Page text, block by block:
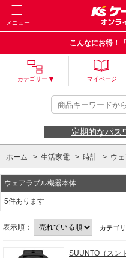
メニュー
こんなにお得！
カテゴリー マイページ
定期的なパス
ホーム > 生活家電 > 時計 > ウ
ウェアラブル機器本体
5件あります
表示順： カテゴ
SUUNTO（スント